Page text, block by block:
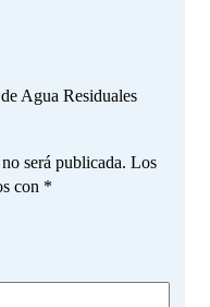
Agua Residuales
será publicada. Los
con *